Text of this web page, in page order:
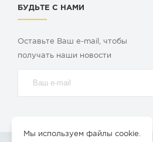
БУДЬТЕ С НАМИ
Оставьте Ваш e-mail, чтобы
получать наши новости
Мы используем файлы cookie.